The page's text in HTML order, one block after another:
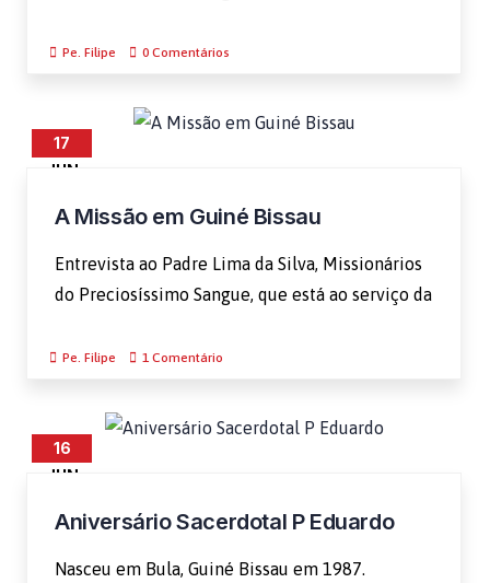
Pe. Filipe 0 Comentários
17
JUN
A Missão em Guiné Bissau
Entrevista ao Padre Lima da Silva, Missionários
do Preciosíssimo Sangue, que está ao serviço da
Pe. Filipe 1 Comentário
16
JUN
Aniversário Sacerdotal P Eduardo
Nasceu em Bula, Guiné Bissau em 1987.